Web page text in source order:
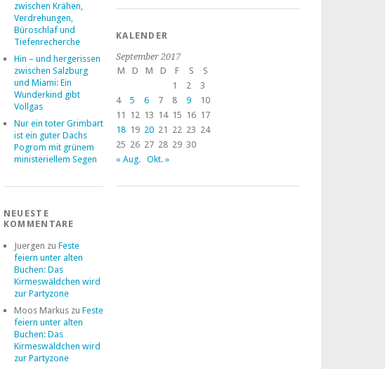
zwischen Krähen,
Verdrehungen,
Büroschlaf und
Tiefenrecherche
Hin – und hergerissen
zwischen Salzburg
und Miami: Ein
Wunderkind gibt
Vollgas
Nur ein toter Grimbart
ist ein guter Dachs
Pogrom mit grünem
ministeriellem Segen
NEUESTE
KOMMENTARE
Juergen zu Feste
feiern unter alten
Buchen: Das
Kirmeswäldchen wird
zur Partyzone
Moos Markuszu Feste
feiern unter alten
Buchen: Das
Kirmeswäldchen wird
zur Partyzone
KALENDER
September 2017
M
D M D F S
S
1
2
3
4
5 6 7 8 9
10
11
12 13 14 15 16 17
18 19 20 21 22 23 24
25 26 27 28 29 30
« Aug. Okt. »